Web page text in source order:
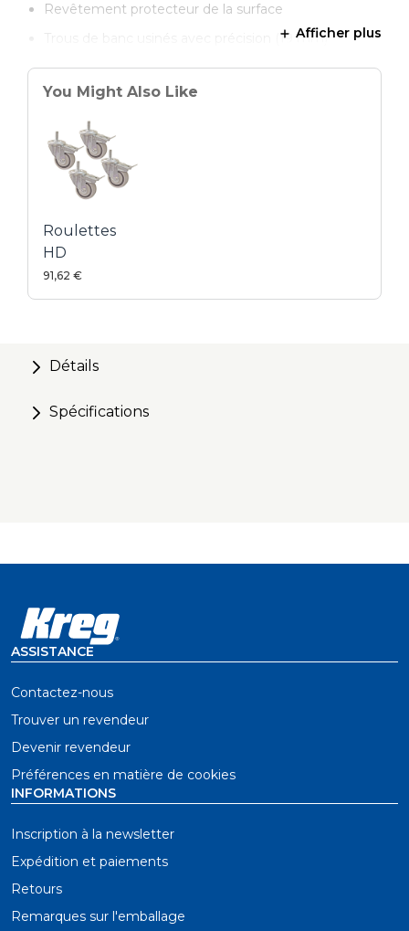
Revêtement protecteur de la surface
Trous de banc usinés avec précision (19 mm)
Plan surdimensionné pour une polyvalence de
serrage
Personnalisez les accessoires Kreg® U-Bench
Afficher plus
You Might Also Like
Roulettes
HD
91,62 €
Détails
Spécifications
ASSISTANCE
Contactez-nous
Trouver un revendeur
Devenir revendeur
Préférences en matière de cookies
INFORMATIONS
Inscription à la newsletter
Expédition et paiements
Retours
Remarques sur l'emballage